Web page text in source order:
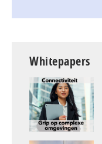
Whitepapers